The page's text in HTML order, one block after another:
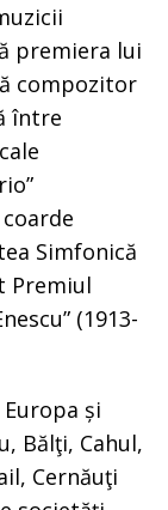
premiera lui
compozitor
între
Simfonică
Premiul
(1913-
și
Bălţi, Cahul,
Cernăuţi